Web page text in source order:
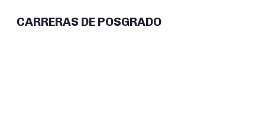
CARRERAS DE POSGRADO